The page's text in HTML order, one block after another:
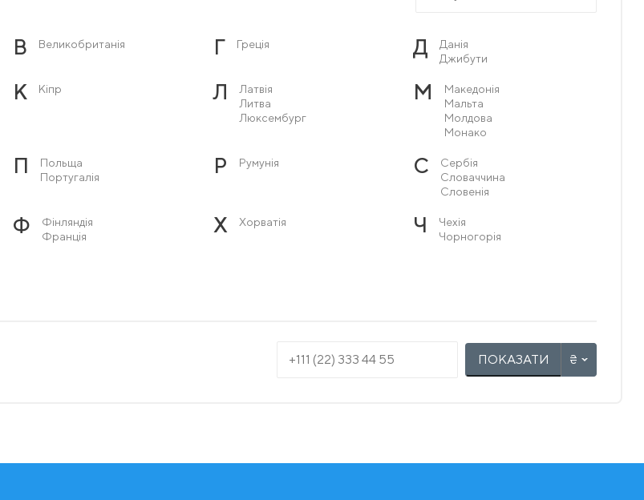
В Великобританія Г Греція Д
Данія
Джибути
К Кіпр Л
Латвія
Литва
Люксембург
М
Македонія
Мальта
Молдова
Монако
П
Польща
Португалія
Р Румунія С
Сербія
Словаччина
Словенія
Ф
Фінляндія
Франція
Х Хорватія Ч
Чехія
Чорногорія
ПОКАЗАТИ